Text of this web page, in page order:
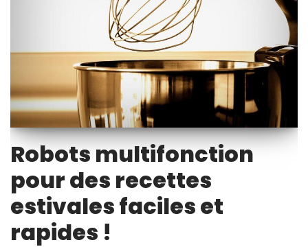
Robots multifonction
pour des recettes
estivales faciles et
rapides !